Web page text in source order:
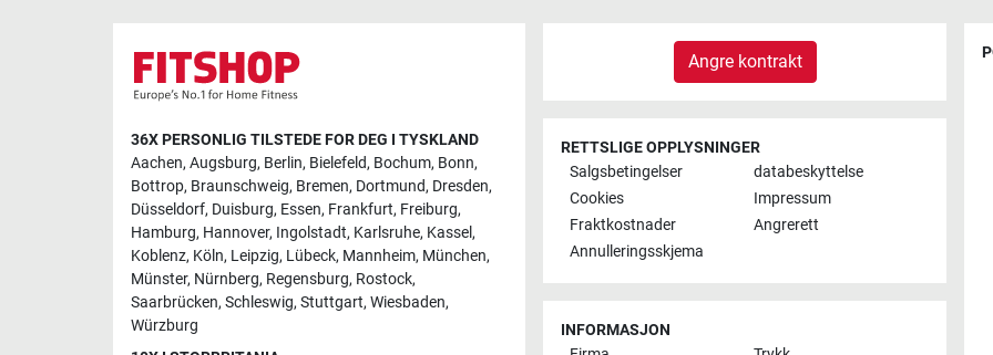
36X PERSONLIG TILSTEDE FOR DEG I TYSKLAND
Aachen, Augsburg, Berlin, Bielefeld, Bochum, Bonn,
Bottrop, Braunschweig, Bremen, Dortmund, Dresden,
Düsseldorf, Duisburg, Essen, Frankfurt, Freiburg,
Hamburg, Hannover, Ingolstadt, Karlsruhe, Kassel,
Koblenz, Köln, Leipzig, Lübeck, Mannheim, München,
Münster, Nürnberg, Regensburg, Rostock,
Saarbrücken, Schleswig, Stuttgart, Wiesbaden,
Würzburg
Angre kontrakt
RETTSLIGE OPPLYSNINGER
Salgsbetingelser
databeskyttelse
Cookies
Impressum
Fraktkostnader
Angrerett
Annulleringsskjema
INFORMASJON